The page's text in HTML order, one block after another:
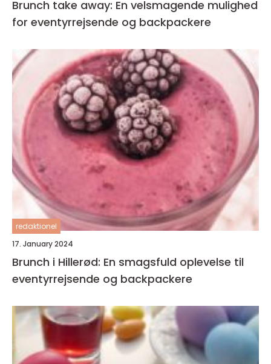
Brunch take away: En velsmagende mulighed
for eventyrrejsende og backpackere
redaktionel
17. January 2024
Brunch i Hillerød: En smagsfuld oplevelse til
eventyrrejsende og backpackere